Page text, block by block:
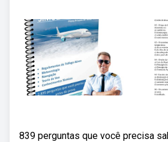
839 perguntas que você precisa